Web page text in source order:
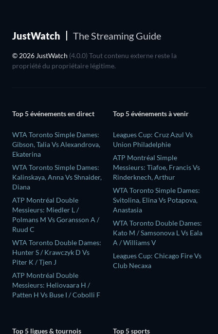
JustWatch The Streaming Guide
© 2026 JustWatch (4.0.0) Tout contenu externe reste la
propriété du propriétaire légitime.
Top 5 événements en direct
WTA Toronto Simple Dames:
Gibson, Talia Vs Alexandrova,
Ekaterina
WTA Toronto Simple Dames:
Kalinskaya, Anna Vs Shnaider,
Diana
ATP Montréal Double
Messieurs: Miedler L /
Polmans M Vs Goransson A /
Ruud C
WTA Toronto Double Dames:
Hunter S / Krawczyk D Vs
Piter K / Tjen J
ATP Montréal Double
Messieurs: Heliovaara H /
Patten H Vs Buse I / Cobolli F
Top 5 événements à venir
Leagues Cup: Cruz Azul Vs
Union Philadelphie
ATP Montréal Simple
Messieurs: Tiafoe, Francis Vs
Rinderknech, Arthur
WTA Toronto Simple Dames:
Svitolina, Elina Vs Potapova,
Anastasia
WTA Toronto Double Dames:
Kato M / Samsonova L Vs Eala
A / Williams V
Leagues Cup: Chicago Fire Vs
Club Necaxa
Top 5 ligues & tournois Top 5 sports